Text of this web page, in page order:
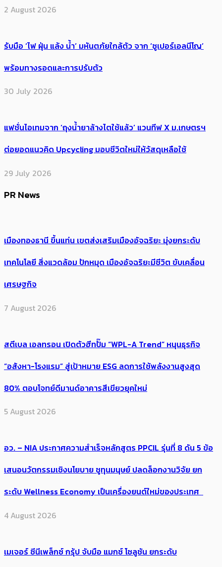
2 August 2026
รับมือ ‘ไฟ ฝุ่น แล้ง น้ำ’ มหันตภัยใกล้ตัว จาก ‘ซูเปอร์เอลนีโญ’
พร้อมทางรอดและการปรับตัว
30 July 2026
แฟชั่นไอเทมจาก ‘ถุงน้ำยาล้างไตใช้แล้ว’ แวนทีฟ X ม.เกษตรฯ
ต่อยอดแนวคิด Upcycling มอบชีวิตใหม่ให้วัสดุเหลือใช้
29 July 2026
PR News
เมืองทองธานี ขึ้นแท่น เขตส่งเสริมเมืองอัจฉริยะ มุ่งยกระดับ
เทคโนโลยี สิ่งแวดล้อม ปักหมุด เมืองอัจฉริยะมีชีวิต ขับเคลื่อน
เศรษฐกิจ
7 August 2026
สตีเบล เอลทรอน เปิดตัวฮีทปั๊ม “WPL-A Trend” หนุนธุรกิจ
“อสังหา-โรงแรม” สู่เป้าหมาย ESG ลดการใช้พลังงานสูงสุด
80% ตอบโจทย์ดีมานด์อาคารสีเขียวยุคใหม่
5 August 2026
อว. – NIA ประกาศความสำเร็จหลักสูตร PPCIL รุ่นที่ 8 ดัน 5 ข้อ
เสนอนวัตกรรมเชิงนโยบาย ชูทุนมนุษย์ ปลดล็อกงานวิจัย ยก
ระดับ Wellness Economy เป็นเครื่องยนต์ใหม่ของประเทศ
4 August 2026
เมเจอร์ ซีนีเพล็กซ์ กรุ้ป จับมือ แมกซ์ โซลูชัน ยกระดับ